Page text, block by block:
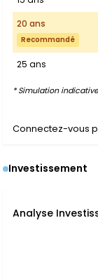
20 ans
Recommandé
25 ans
* Simulation
Connectez-vous
Investissement
Analyse